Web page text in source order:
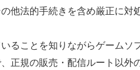
他法的手続きを含め厳正に対
ることを知りながらゲームソ
正規の販売・配信ルート以外